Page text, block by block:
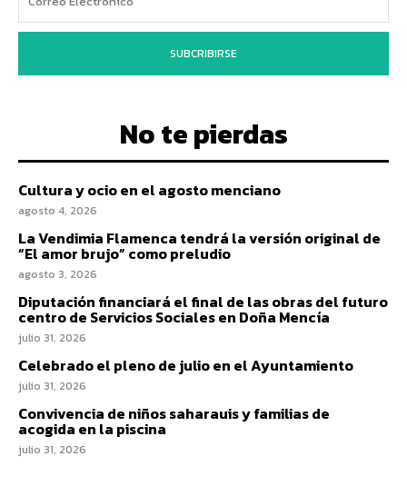
SUBCRIBIRSE
No te pierdas
Cultura y ocio en el agosto menciano
agosto 4, 2026
La Vendimia Flamenca tendrá la versión original de
“El amor brujo” como preludio
agosto 3, 2026
Diputación financiará el final de las obras del futuro
centro de Servicios Sociales en Doña Mencía
julio 31, 2026
Celebrado el pleno de julio en el Ayuntamiento
julio 31, 2026
Convivencia de niños saharauis y familias de
acogida en la piscina
julio 31, 2026